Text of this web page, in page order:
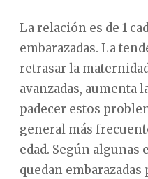
La relación es de 1
embarazadas. La
retrasar la
avanzadas, aumenta
padecer estos
general más
edad. Según algunas
quedan